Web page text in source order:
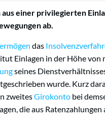
einer privilegierten
ab.
das
Einlagen in der Höhe von
seines
wurde. Kurz
zweitesGirokonto bei
die aus Ratenzahlungen